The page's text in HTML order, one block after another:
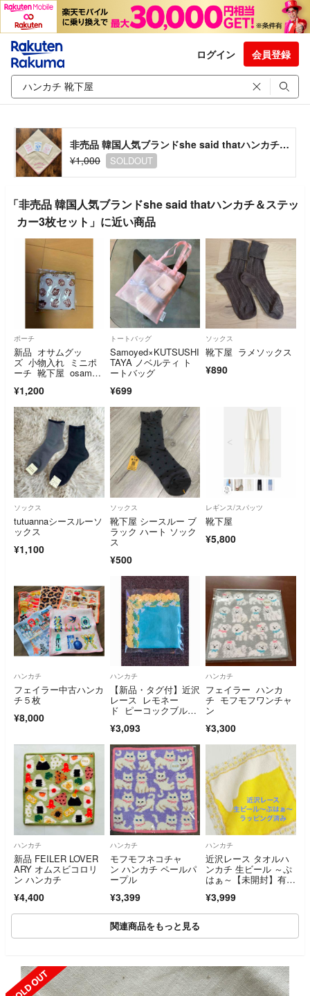
ログイン 会員登録
非売品 韓国人気ブランドshe said thatハンカチ＆ステッカー3枚セット
¥1,000
SOLDOUT
「非売品 韓国人気ブランドshe said thatハンカチ＆ステッ
カー3枚セット」に近い商品
ポーチ
新品 オサムグッ
ズ 小物入れ ミニポ
ーチ 靴下屋 osam
¥1,200
トートバッグ
Samoyed×KUTSUSHI
TAYA ノベルティ ト
ートバッグ
¥699
ソックス
靴下屋 ラメソックス
¥890
ソックス
tutuannaシースルーソ
ックス
¥1,100
ソックス
靴下屋 シースルー ブ
ラック ハート ソック
ス
¥500
レギンス/スパッツ
靴下屋
¥5,800
ハンカチ
フェイラー中古ハンカ
チ５枚
¥8,000
ハンカチ
【新品・タグ付】近沢
レース レモネー
ド ピーコックブル
ンカチ
¥3,093
ハンカチ
フェイラー ハンカ
チ モフモフワンチャ
ン
¥3,300
ハンカチ
新品 FEILER LOVER
ARY オムスビコロリ
ン ハンカチ
¥4,400
ハンカチ
モフモフネコチャ
ン ハンカチ ペールパ
ープル
¥3,399
ハンカチ
近沢レース タオルハ
ンカチ 生ビール ～ぷ
はぁ～【未開封】有料
¥3,999
関連商品をもっと見る
SOLD OUT